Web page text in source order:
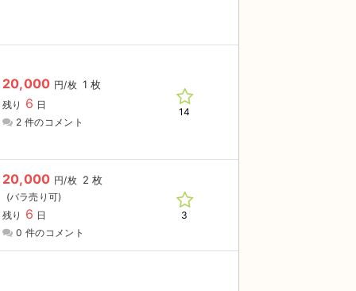
20,000 円/枚 1 枚
残り 6 日
2 件のコメント
14
20,000 円/枚 2 枚
残り 6 日
0 件のコメント
3